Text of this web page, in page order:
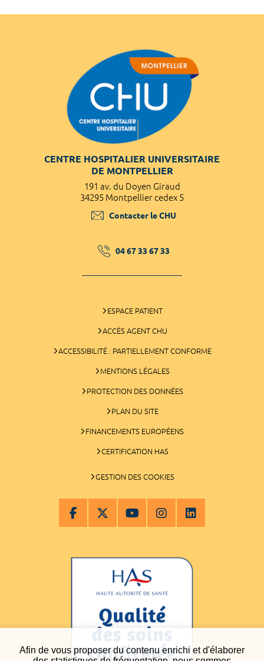
Afin de vous proposer du contenu enrichi et d'élaborer
CENTRE HOSPITALIER UNIVERSITAIRE
DE MONTPELLIER
191 av. du Doyen Giraud
34295 Montpellier cedex 5
Contacter le CHU
04 67 33 67 33
ESPACE PATIENT
ACCÈS AGENT CHU
ACCESSIBILITÉ : PARTIELLEMENT CONFORME
MENTIONS LÉGALES
PROTECTION DES DONNÉES
PLAN DU SITE
FINANCEMENTS EUROPÉENS
CERTIFICATION HAS
GESTION DES COOKIES